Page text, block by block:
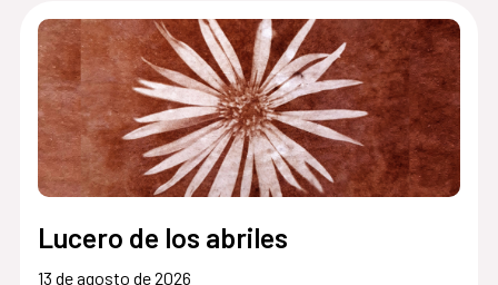
Lucero de los abriles
13 de agosto de 2026